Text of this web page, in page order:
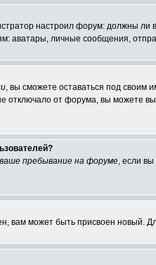
настроил форум: должны
личные сообщения,
, вы сможете оставаться под своим
отключало от форума, вы можете
пребывание на форуме, если
вам может быть присвоен новый.